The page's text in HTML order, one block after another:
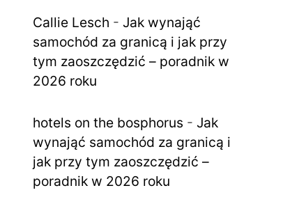
Callie Lesch - Jak wynająć
samochód za granicą i jak przy
tym zaoszczędzić – poradnik w
2026 roku
hotels on the bosphorus - Jak
wynająć samochód za granicą i
jak przy tym zaoszczędzić –
poradnik w 2026 roku